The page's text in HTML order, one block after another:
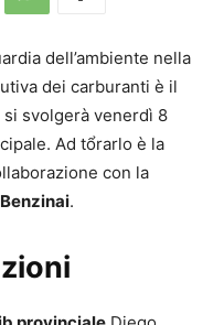
dell’ambiente nella
dei carburanti è il
svolgerà venerdì 8
Ad tổrarlo è la
con la
.